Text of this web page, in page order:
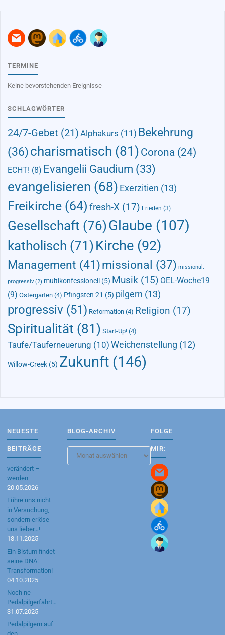
TERMINE
Keine bevorstehenden Ereignisse
SCHLAGWÖRTER
24/7-Gebet (21) Alphakurs (11) Bekehrung
(36)charismatisch (81) Corona (24)
ECHT! (8) Evangelii Gaudium (33)
evangelisieren (68) Exerzitien (13)
Freikirche (64) fresh-X (17) Frieden (3)
Gesellschaft (76)Glaube (107)
katholisch (71) Kirche (92)
Management (41)missional (37) missional.
progressiv (2) multikonfessionell (5) Musik (15) OEL-Woche19
(9) Ostergarten (4) Pfingsten 21 (5) pilgern (13)
progressiv (51) Reformation (4) Religion (17)
Spiritualität (81) Start-Up! (4)
Taufe/Tauferneuerung (10) Weichenstellung (12)
Willow-Creek (5) Zukunft (146)
NEUESTE
BEITRÄGE
verändert –
werden
20.05.2026
Führe uns nicht
in Versuchung,
sondern erlöse
uns lieber…!
18.11.2025
Ein Bistum findet
seine DNA:
Transformation!
04.10.2025
Noch ne
Pedalpilgerfahrt…
31.07.2025
Pedalpilgern auf
BLOG-ARCHIV
Blog-
Archiv
FOLGE
MIR: